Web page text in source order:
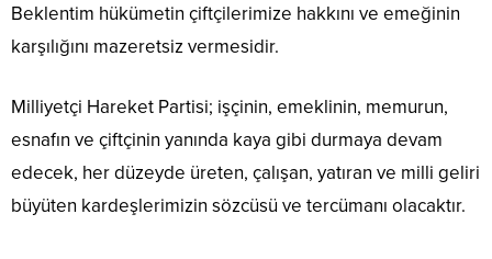
Beklentim hükümetin çiftçilerimize hakkını ve emeğinin
karşılığını mazeretsiz vermesidir.
Milliyetçi Hareket Partisi; işçinin, emeklinin, memurun,
esnafın ve çiftçinin yanında kaya gibi durmaya devam
edecek, her düzeyde üreten, çalışan, yatıran ve milli geliri
büyüten kardeşlerimizin sözcüsü ve tercümanı olacaktır.